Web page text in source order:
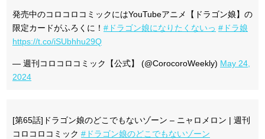
発売中のコロコロコミックにはYouTubeアニメ【ドラゴン娘】の
限定カードがふろくに！ #ドラゴン娘になりたくないっ #ドラ娘
https://t.co/iSUbhhu29Q
— 週刊コロコロコミック【公式】 (@CorocoroWeekly) May 24,
2024
[第65話]ドラゴン娘のどこでもないゾーン – ニャロメロン | 週刊
コロコロコミック #ドラゴン娘のどこでもないゾーン